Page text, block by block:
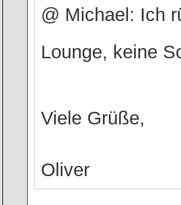
@ Michael: Ich
Lounge, keine
Viele Grüße,
Oliver